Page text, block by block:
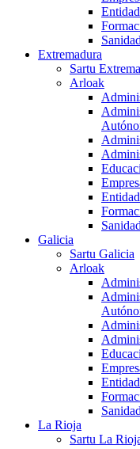
Sanidad
Extremadura
Sartu
Arloak
Sanidad
Galicia
Sartu Galicia
Arloak
Sanidad
La Rioja
Sartu La